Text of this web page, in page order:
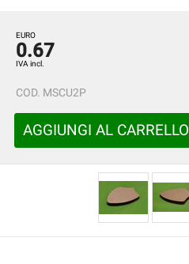
EURO
0.67
IVA incl.
COD. MSCU2P
AGGIUNGI AL CARRELLO